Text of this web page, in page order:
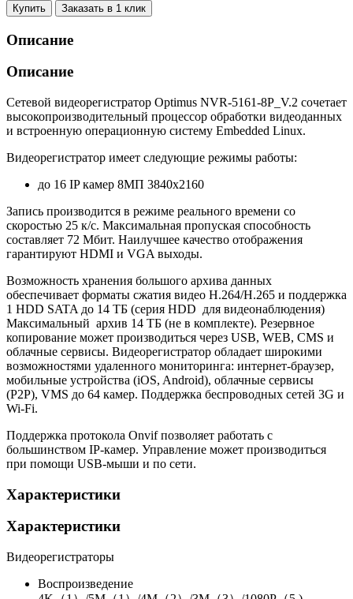
Купить Заказать в 1 клик
Описание
Описание
Сетевой видеорегистратор Optimus NVR-5161-8P_V.2 сочетает
высокопроизводительный процессор обработки видеоданных
и встроенную операционную систему Embedded Linux.
Видеорегистратор имеет следующие режимы работы:
до 16 IP камер 8МП 3840х2160
Запись производится в режиме реального времени со
скоростью 25 к/с. Максимальная пропуская способность
составляет 72 Мбит. Наилучшее качество отображения
гарантируют HDMI и VGA выходы.
Возможность хранения большого архива данных
обеспечивает форматы сжатия видео H.264/H.265 и поддержка
1 HDD SATA до 14 ТБ (серия HDD для видеонаблюдения)
Максимальный архив 14 ТБ (не в комплекте). Резервное
копирование может производиться через USB, WEB, CMS и
облачные сервисы. Видеорегистратор обладает широкими
возможностями удаленного мониторинга: интернет-браузер,
мобильные устройства (iOS, Android), облачные сервисы
(P2P), VMS до 64 камер. Поддержка беспроводных сетей 3G и
Wi-Fi.
Поддержка протокола Onvif позволяет работать с
большинством IP-камер. Управление может производиться
при помощи USB-мыши и по сети.
Характеристики
Характеристики
Видеорегистраторы
Воспроизведение